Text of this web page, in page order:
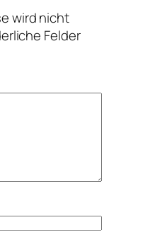
wird nicht
Felder